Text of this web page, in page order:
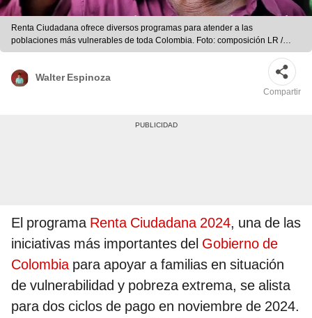
Renta Ciudadana ofrece diversos programas para atender a las
poblaciones más vulnerables de toda Colombia. Foto: composición LR /
Prosperidad Social
Walter Espinoza
Compartir
El programa Renta Ciudadana 2024, una de las
iniciativas más importantes del Gobierno de
Colombiapara apoyar a familias en situación
de vulnerabilidad y pobreza extrema, se alista
para dos ciclos de pago en noviembre de 2024.